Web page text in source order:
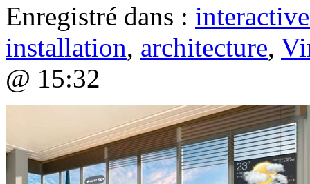
Enregistré dans :
installation, architecture,
@ 15:32